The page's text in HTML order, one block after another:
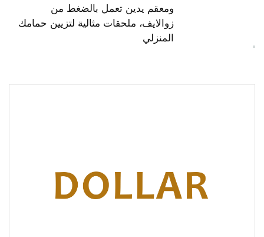
ومعقم يدين تعمل بالضغط من
زوالايف، ملحقات مثالية لتزيين حمامك
المنزلي